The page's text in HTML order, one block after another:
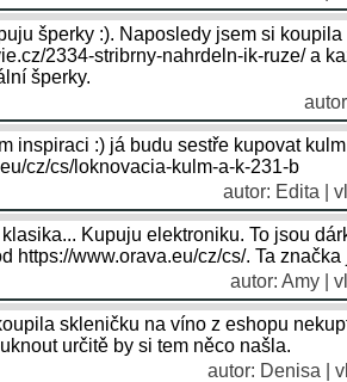
šperky :). Naposledy jsem si
2334-stribrny-nahrdeln-ik-ruze/ a
šperky.
inspiraci :) já budu sestře kupovat
cz/cs/loknovacia-kulm-a-k-231-b
autor: Edita |
Kupuju elektroniku. To jsou
https://www.orava.eu/cz/cs/. Ta značka
autor: Amy |
skleničku na víno z eshopu
určitě by si tem něco našla.
autor: Denisa |